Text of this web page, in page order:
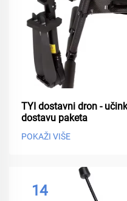
TYI dostavni dron -
dostavu paketa
POKAŽI VIŠE
14